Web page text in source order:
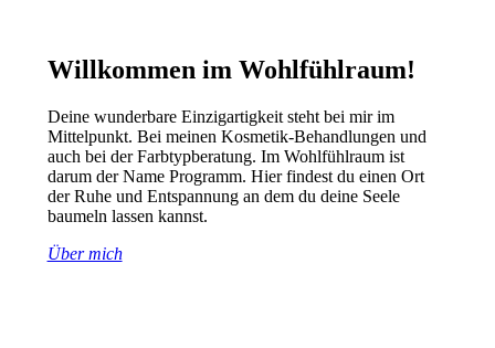
Willkommen im Wohlfühlraum!
Deine wunderbare Einzigartigkeit steht bei mir im
Mittelpunkt. Bei meinen Kosmetik-Behandlungen und
auch bei der Farbtypberatung. Im Wohlfühlraum ist
darum der Name Programm. Hier findest du einen Ort
der Ruhe und Entspannung an dem du deine Seele
baumeln lassen kannst.
Über mich